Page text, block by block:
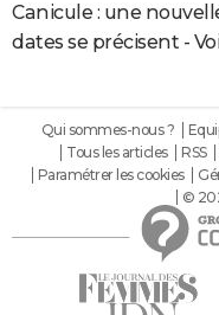
Canicule : une
dates se précisent -
Qui sommes-nous ?
Tous les articles
RSS
Paramétrer les cookies
©